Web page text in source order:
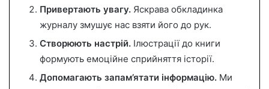
Привертають увагу. Яскрава обкладинка
журналу змушує нас взяти його до рук.
Створюють настрій. Ілюстрації до книги
формують емоційне сприйняття історії.
Допомагають запам’ятати інформацію. Ми